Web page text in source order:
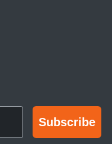
Subscribe